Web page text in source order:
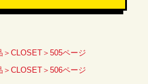
CLOSET＞505ページ
CLOSET＞506ページ